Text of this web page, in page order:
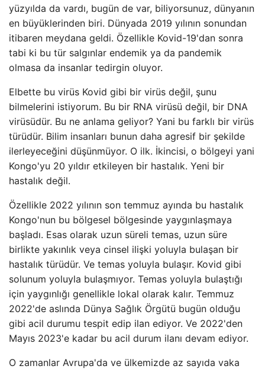
yüzyılda da vardı, bugün de var, biliyorsunuz, dünyanın
en büyüklerinden biri. Dünyada 2019 yılının sonundan
itibaren meydana geldi. Özellikle Kovid-19'dan sonra
tabi ki bu tür salgınlar endemik ya da pandemik
olmasa da insanlar tedirgin oluyor.
Elbette bu virüs Kovid gibi bir virüs değil, şunu
bilmelerini istiyorum. Bu bir RNA virüsü değil, bir DNA
virüsüdür. Bu ne anlama geliyor? Yani bu farklı bir virüs
türüdür. Bilim insanları bunun daha agresif bir şekilde
ilerleyeceğini düşünmüyor. O ilk. İkincisi, o bölgeyi yani
Kongo'yu 20 yıldır etkileyen bir hastalık. Yeni bir
hastalık değil.
Özellikle 2022 yılının son temmuz ayında bu hastalık
Kongo'nun bu bölgesel bölgesinde yaygınlaşmaya
başladı. Esas olarak uzun süreli temas, uzun süre
birlikte yakınlık veya cinsel ilişki yoluyla bulaşan bir
hastalık türüdür. Ve temas yoluyla bulaşır. Kovid gibi
solunum yoluyla bulaşmıyor. Temas yoluyla bulaştığı
için yaygınlığı genellikle lokal olarak kalır. Temmuz
2022'de aslında Dünya Sağlık Örgütü bugün olduğu
gibi acil durumu tespit edip ilan ediyor. Ve 2022'den
Mayıs 2023'e kadar bu acil durum ilanı devam ediyor.
O zamanlar Avrupa'da ve ülkemizde az sayıda vaka